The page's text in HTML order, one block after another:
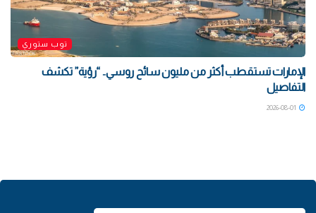
توب ستوري
الإمارات تستقطب أكثر من مليون سائح روسي.. “رؤية” تكشف
التفاصيل